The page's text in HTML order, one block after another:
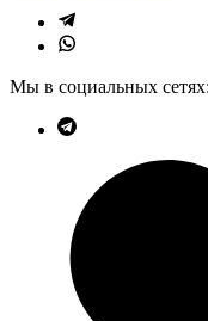
Мы в социальных сетях: